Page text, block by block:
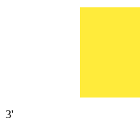
3'